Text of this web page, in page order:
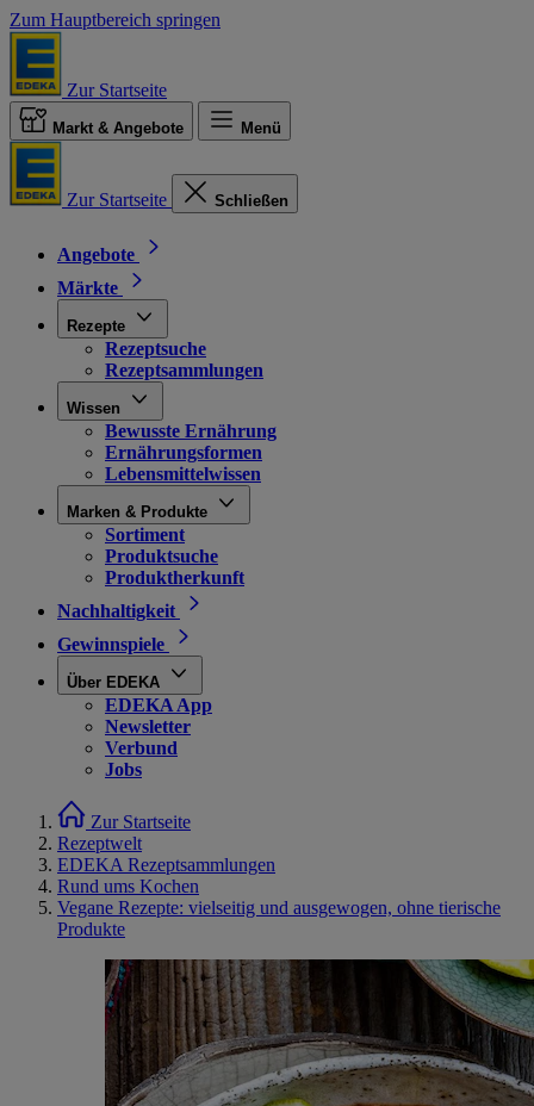
Zum Hauptbereich springen
Zur Startseite
Markt & Angebote Menü
Zur Startseite Schließen
Angebote
Märkte
Rezepte
Rezeptsuche
Rezeptsammlungen
Wissen
Bewusste Ernährung
Ernährungsformen
Lebensmittelwissen
Marken & Produkte
Sortiment
Produktsuche
Produktherkunft
Nachhaltigkeit
Gewinnspiele
Über EDEKA
EDEKA App
Newsletter
Verbund
Jobs
Zur Startseite
Rezeptwelt
EDEKA Rezeptsammlungen
Rund ums Kochen
Vegane Rezepte: vielseitig und ausgewogen, ohne tierische
Produkte